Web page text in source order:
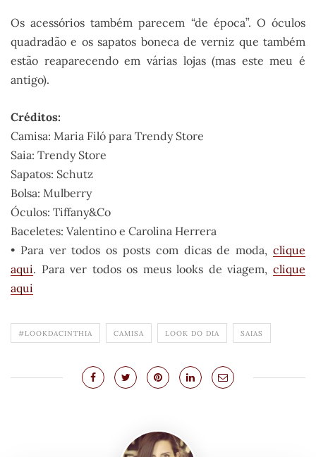
Os acessórios também parecem “de época”. O óculos
quadradão e os sapatos boneca de verniz que também
estão reaparecendo em várias lojas (mas este meu é
antigo).
Créditos:
Camisa: Maria Filó para Trendy Store
Saia: Trendy Store
Sapatos: Schutz
Bolsa: Mulberry
Óculos: Tiffany&Co
Baceletes: Valentino e Carolina Herrera
• Para ver todos os posts com dicas de moda, clique
aqui. Para ver todos os meus looks de viagem, clique
aqui
#LOOKDACINTHIA CAMISA LOOK DO DIA SAIAS